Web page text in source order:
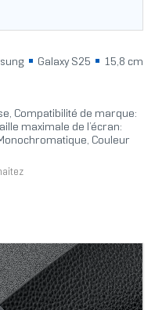
Galaxy S25
15,8 cm
Compatibilité de marque:
maximale de l’écran:
Couleur